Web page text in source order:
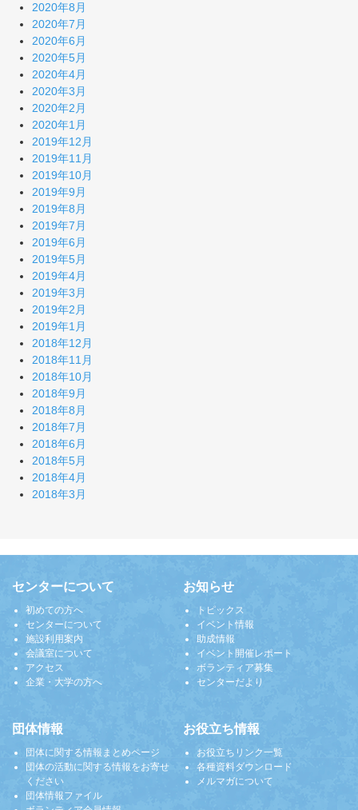
2020年8月
2020年7月
2020年6月
2020年5月
2020年4月
2020年3月
2020年2月
2020年1月
2019年12月
2019年11月
2019年10月
2019年9月
2019年8月
2019年7月
2019年6月
2019年5月
2019年4月
2019年3月
2019年2月
2019年1月
2018年12月
2018年11月
2018年10月
2018年9月
2018年8月
2018年7月
2018年6月
2018年5月
2018年4月
2018年3月
センターについて
初めての方へ
センターについて
施設利用案内
会議室について
アクセス
企業・大学の方へ
お知らせ
トピックス
イベント情報
助成情報
イベント開催レポート
ボランティア募集
センターだより
団体情報
団体に関する情報まとめページ
団体の活動に関する情報をお寄せ
ください
団体情報ファイル
お役立ち情報
お役立ちリンク一覧
各種資料ダウンロード
メルマガについて